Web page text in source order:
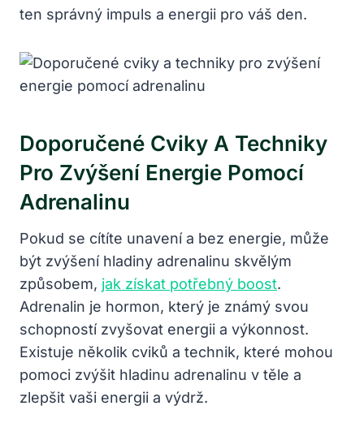
ten správný impuls a energii pro váš den.
Doporučené Cviky A Techniky
Pro Zvýšení Energie Pomocí
Adrenalinu
Pokud se cítíte unavení a bez energie, může
být zvýšení hladiny adrenalinu skvělým
způsobem, jak získat potřebný boost.
Adrenalin je hormon, který je známý svou
schopností zvyšovat energii a výkonnost.
Existuje několik cviků a technik, které mohou
pomoci zvýšit hladinu adrenalinu v těle a
zlepšit vaši energii a výdrž.